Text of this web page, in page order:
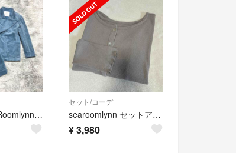
【美品】SeaRoomlynn コーデュロイ ダブル セットアップ ライトブルー
セット/コーデ
searoomlynn セットアップ アッシュグレー スカート トップス
¥3,980